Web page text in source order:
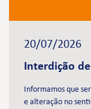
20/07/2026
Interdição
Informamos que
e alteração no